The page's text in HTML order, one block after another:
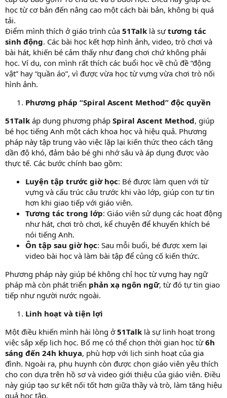
học từ cơ bản đến nâng cao một cách bài bản, không bị quá
tải.
Điểm mình thích ở giáo trình của 51Talk là sựtương tác
sinh động. Các bài học kết hợp hình ảnh, video, trò chơi và
bài hát, khiến bé cảm thấy như đang chơi chứ không phải
học. Ví dụ, con mình rất thích các buổi học về chủ đề “động
vật” hay “quần áo”, vì được vừa học từ vựng vừa chơi trò nối
hình ảnh.
Phương pháp “Spiral Ascent Method” độc quyền
51Talk áp dụng phương pháp Spiral Ascent Method, giúp
bé học tiếng Anh một cách khoa học và hiệu quả. Phương
pháp này tập trung vào việc lặp lại kiến thức theo cách tăng
dần độ khó, đảm bảo bé ghi nhớ sâu và áp dụng được vào
thực tế. Các bước chính bao gồm:
Luyện tập trước giờ học: Bé được làm quen với từ
vựng và cấu trúc câu trước khi vào lớp, giúp con tự tin
hơn khi giao tiếp với giáo viên.
Tương tác trong lớp: Giáo viên sử dụng các hoạt động
như hát, chơi trò chơi, kể chuyện để khuyến khích bé
nói tiếng Anh.
Ôn tập sau giờ học: Sau mỗi buổi, bé được xem lại
video bài học và làm bài tập để củng cố kiến thức.
Phương pháp này giúp bé không chỉ học từ vựng hay ngữ
pháp mà còn phát triển phản xạ ngôn ngữ, từ đó tự tin giao
tiếp như người nước ngoài.
Linh hoạt và tiện lợi
Một điều khiến mình hài lòng ở51Talk là sự linh hoạt trong
việc sắp xếp lịch học. Bố mẹ có thể chọn thời gian học từ6h
sáng đến 24h khuya, phù hợp với lịch sinh hoạt của gia
đình. Ngoài ra, phụ huynh còn được chọn giáo viên yêu thích
cho con dựa trên hồ sơ và video giới thiệu của giáo viên. Điều
này giúp tạo sự kết nối tốt hơn giữa thầy và trò, làm tăng hiệu
quả học tập.